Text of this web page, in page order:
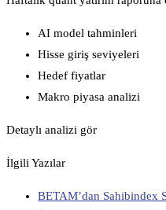
AI model tahminleri
Hisse giriş seviyeleri
Hedef fiyatlar
Makro piyasa analizi
Detaylı analizi gör
İlgili Yazılar
BETAM’dan Sahibindex